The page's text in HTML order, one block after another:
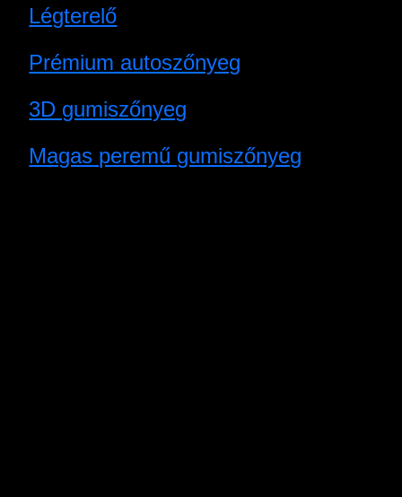
Légterelő
Prémium autoszőnyeg
3D gumiszőnyeg
Magas peremű gumiszőnyeg